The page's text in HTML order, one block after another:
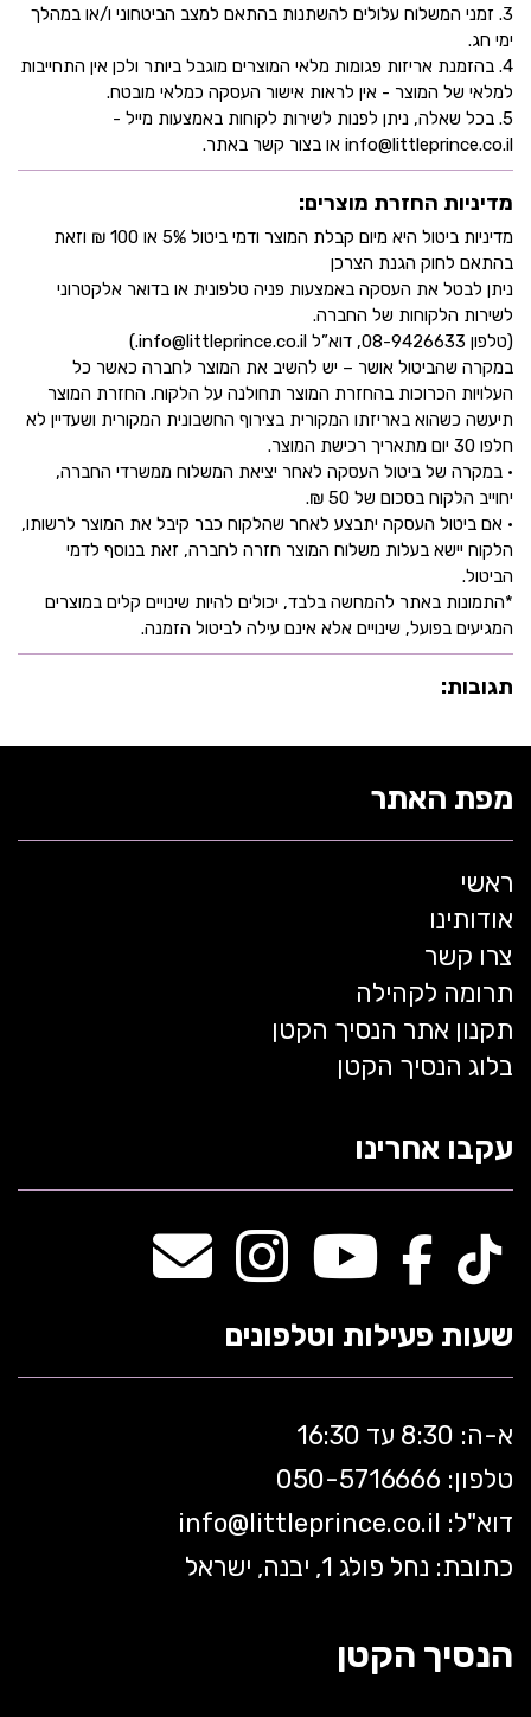
3. זמני המשלוח עלולים להשתנות בהתאם למצב הביטחוני ו/או במהלך
ימי חג.
4. בהזמנת אריזות פגומות מלאי המוצרים מוגבל ביותר ולכן אין התחייבות
למלאי של המוצר - אין לראות אישור העסקה כמלאי מובטח.
5. בכל שאלה, ניתן לפנות לשירות לקוחות באמצעות מייל -
info@littleprince.co.il או בצור קשר באתר.
מדיניות החזרת מוצרים:
מדיניות ביטול היא מיום קבלת המוצר ודמי ביטול 5% או 100 ₪ וזאת
בהתאם לחוק הגנת הצרכן
ניתן לבטל את העסקה באמצעות פניה טלפונית או בדואר אלקטרוני
לשירות הלקוחות של החברה.
(טלפון 08-9426633, דוא”ל info@littleprince.co.il.)
במקרה שהביטול אושר – יש להשיב את המוצר לחברה כאשר כל
העלויות הכרוכות בהחזרת המוצר תחולנה על הלקוח. החזרת המוצר
תיעשה כשהוא באריזתו המקורית בצירוף החשבונית המקורית ושעדיין לא
חלפו 30 יום מתאריך רכישת המוצר.
• במקרה של ביטול העסקה לאחר יציאת המשלוח ממשרדי החברה,
יחוייב הלקוח בסכום של 50 ₪.
• אם ביטול העסקה יתבצע לאחר שהלקוח כבר קיבל את המוצר לרשותו,
הלקוח יישא בעלות משלוח המוצר חזרה לחברה, זאת בנוסף לדמי
הביטול.
*התמונות באתר להמחשה בלבד, יכולים להיות שינויים קלים במוצרים
המגיעים בפועל, שינויים אלא אינם עילה לביטול הזמנה.
תגובות:
מפת האתר
ראשי
אודותינו
צרו קשר
תרומה לקהילה
תקנון אתר הנסיך הקטן
בלוג הנסיך הקטן
עקבו אחרינו
שעות פעילות וטלפונים
א-ה: 8:30 עד 16:30
טלפון: 050-5 716666
דוא"ל:
info@littleprince.co.il
כתובת: נחל פולג 1, יבנה, ישראל
הנסיך הקטן